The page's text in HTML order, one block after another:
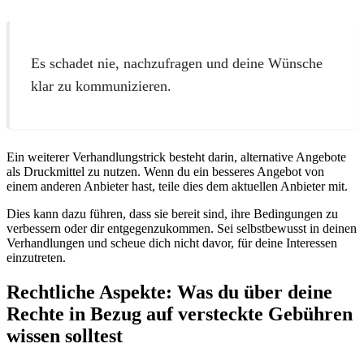
Es schadet nie, nachzufragen und deine Wünsche
klar zu kommunizieren.
Ein weiterer Verhandlungstrick besteht darin, alternative Angebote
als Druckmittel zu nutzen. Wenn du ein besseres Angebot von
einem anderen Anbieter hast, teile dies dem aktuellen Anbieter mit.
Dies kann dazu führen, dass sie bereit sind, ihre Bedingungen zu
verbessern oder dir entgegenzukommen. Sei selbstbewusst in deinen
Verhandlungen und scheue dich nicht davor, für deine Interessen
einzutreten.
Rechtliche Aspekte: Was du über deine
Rechte in Bezug auf versteckte Gebühren
wissen solltest